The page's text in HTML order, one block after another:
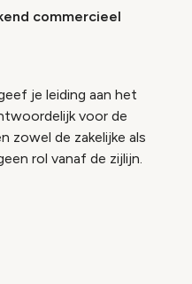
commercieel
je leiding aan het
voor de
zowel de zakelijke als
rol vanaf de zijlijn.